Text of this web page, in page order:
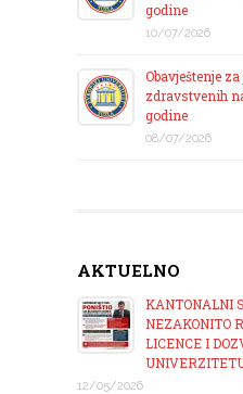
godine
10/07/2026
Obavještenje
zdravstvenih
godine
08/07/2026
AKTUELNO
KANTONALNI
NEZAKONITO
LICENCE I
12/05/2026